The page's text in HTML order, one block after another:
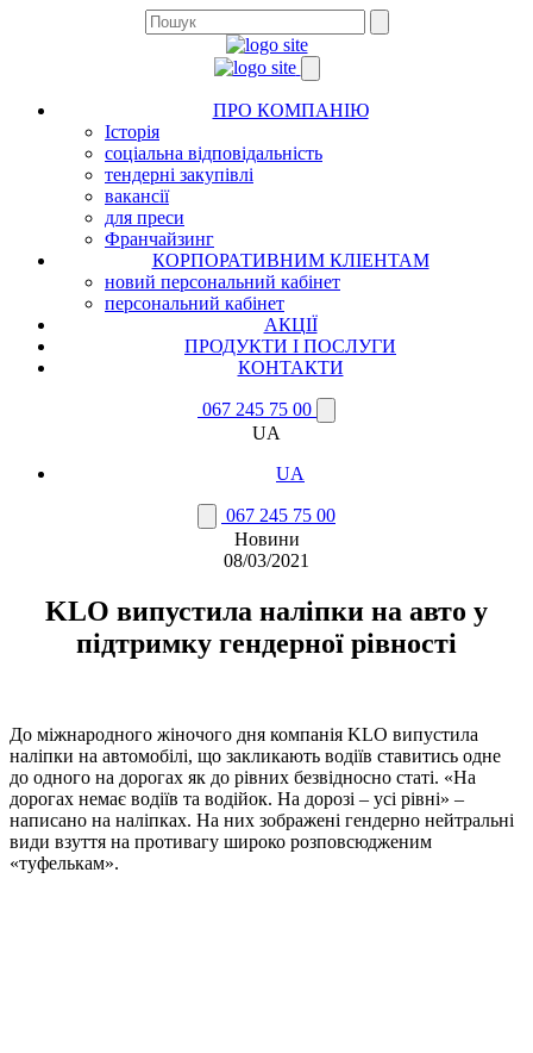
ПРО КОМПАНІЮ
Історія
соціальна відповідальність
тендерні закупівлі
вакансії
для преси
Франчайзинг
КОРПОРАТИВНИМ КЛІЕНТАМ
новий персональний кабінет
персональний кабінет
АКЦІЇ
ПРОДУКТИ І ПОСЛУГИ
КОНТАКТИ
067 245 75 00
UA
UA
067 245 75 00
Новини
08/03/2021
KLO випустила наліпки на авто у
підтримку гендерної рівності
До міжнародного жіночого дня компанія KLO випустила
наліпки на автомобілі, що закликають водіїв ставитись одне
до одного на дорогах як до рівних безвідносно статі. «На
дорогах немає водіїв та водійок. На дорозі – усі рівні» –
написано на наліпках. На них зображені гендерно нейтральні
види взуття на противагу широко розповсюдженим
«туфелькам».